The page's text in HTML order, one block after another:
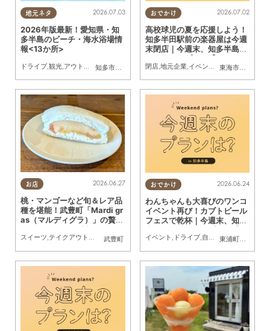
地元ネタ
知多市
,常滑市 美浜町,南知多町
2026.07.03
2026年版最新！愛知県・知
多半島のビーチ・海水浴場情
報<13か所>
ドライブ 観光 アウトドア ,自然,まちネタ 季節ネタ,まとめ記事,親子 ,家族,カップル
おでかけ
東海市
,大府市
2026.07.02
高校球児の夏を応援しよう！
知多半田駅前の楽器屋は今週
末閉店｜今週末、知多半島で
おすすめのプラン【7/4
(土)・5(日)】
閉店, 地元企業, イベント ドライブ
お店
武豊町
2026.06.27
桃・マンゴーなど旬＆レア品
種を堪能！武豊町「Mardi gr
as（マルディグラ）」の贅沢
フルーツサンドがすごい
スイーツ テイクアウト ドライブ,行ってみたレポ 家族,カップル おひとりさま
おでかけ
東浦町
,半田市
2026.06.24
わんちゃんも大喜びのワンコ
イベント再び！カブトビール
フェスで乾杯｜今週末、知多
27(土)・28(日)】
イベント , ドライブ,自然 まちネタ